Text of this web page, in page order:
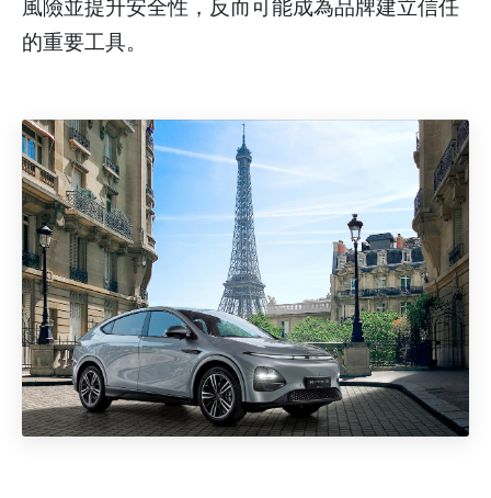
風險並提升安全性，反而可能成為品牌建立信任
的重要工具。